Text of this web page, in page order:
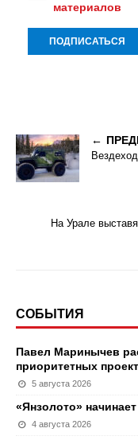
материалов
На Урале
СОБЫТИЯ
Павел Маринычев
приоритетных
5 августа 2026
«Янзолото»
4 августа 2026